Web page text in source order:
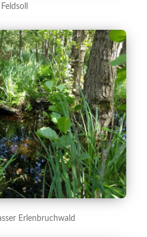
Feldsoll
Erlenbruchwald